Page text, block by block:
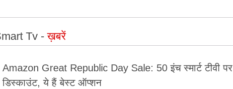
Tv -ख़बरें
Amazon Great Republic Day Sale: 50 इंच स्मार्ट टीवी पर
डिस्काउंट, ये हैं बेस्ट ऑप्शन